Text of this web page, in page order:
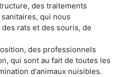
des traitements
qui nous
rats et des souris, de
des professionnels
qui sont au fait de toutes les
d'animaux nuisibles.